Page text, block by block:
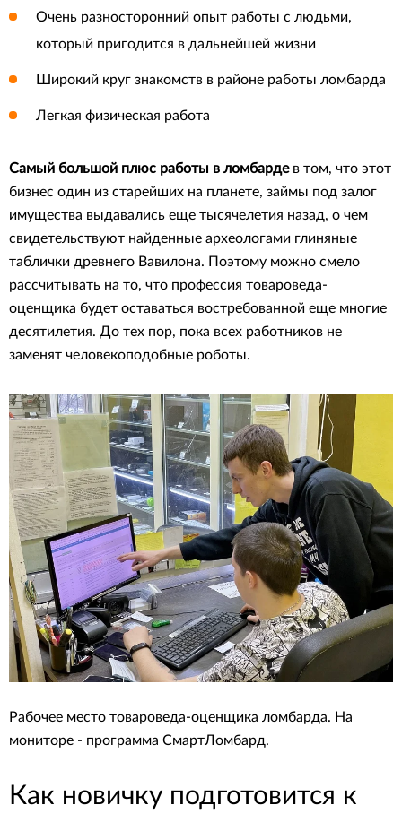
Очень разносторонний опыт работы с людьми,
который пригодится в дальнейшей жизни
Широкий круг знакомств в районе работы ломбарда
Легкая физическая работа
Самый большой плюс работы в ломбардев том, что этот
бизнес один из старейших на планете, займы под залог
имущества выдавались еще тысячелетия назад, о чем
свидетельствуют найденные археологами глиняные
таблички древнего Вавилона. Поэтому можно смело
рассчитывать на то, что профессия товароведа-
оценщика будет оставаться востребованной еще многие
десятилетия. До тех пор, пока всех работников не
заменят человекоподобные роботы.
Рабочее место товароведа-оценщика ломбарда. На
мониторе - программа СмартЛомбард.
Как новичку подготовится к